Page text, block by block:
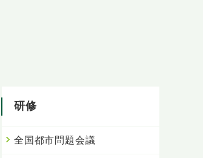
研修
全国都市問題会議